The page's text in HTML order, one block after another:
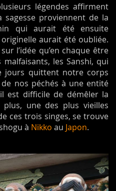
légendes affirment
proviennent de la
qui aurait été ensuite
aurait été oubliée.
l’idée qu’en chaque être
les Sanshi, qui
jours quittent notre corps
nos péchés à une entité
est difficile de démêler la
une des plus vieilles
ces trois singes, se trouve
à Nikko au Japon.